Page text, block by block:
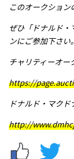
このオークション
ぜひ「ドナルド・
ンにご参加下さい。
チャリティーオー
https://
ドナルド・マク
http://